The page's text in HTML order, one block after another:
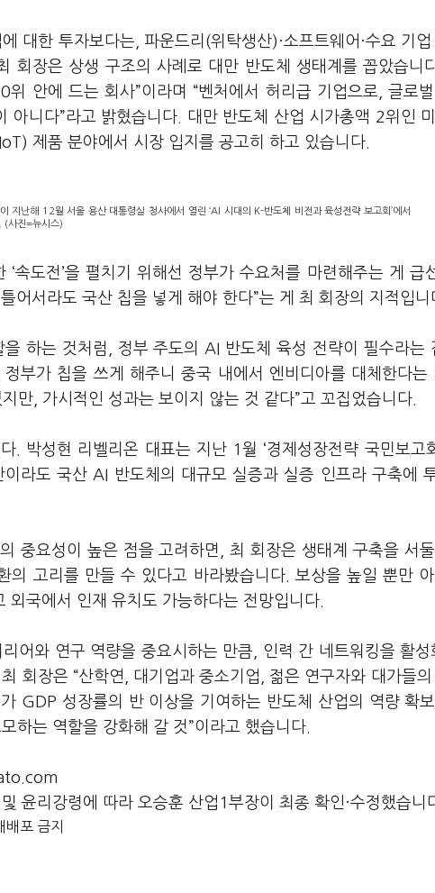
대한 투자보다는, 파운드리(위탁생산)·소프트웨어·수요 기
회장은 상생 구조의 사례로 대만 반도체 생태계를 꼽았습니
안에 드는 회사”이라며 “벤처에서 허리급 기업으로, 글로
아니다”라고 밝혔습니다. 대만 반도체 산업 시가총액 2위인
제품 분야에서 시장 입지를 공고히 하고 있습니다.
지난해 12월 서울 용산 대통령실 청사에서 열린 ‘AI 시대의 K-반도체 비전과 육성전략 보고회’에서
(사진=뉴시스)
속도전’을 펼치기 위해선 정부가 수요처를 마련해주는 게 급
어서라도 국산 칩을 넣게 해야 한다”는 게 최 회장의 지적입니
하는 것처럼, 정부 주도의 AI 반도체 육성 전략이 필수라는
부가 칩을 쓰게 해주니 중국 내에서 엔비디아를 대체한다는
만, 가시적인 성과는 보이지 않는 것 같다”고 꼬집었습니다.
. 박성현 리벨리온 대표는 지난 1월 ‘경제성장전략 국민보고
라도 국산 AI 반도체의 대규모 실증과 실증 인프라 구축에
중요성이 높은 점을 고려하면, 최 회장은 생태계 구축을 서
의 고리를 만들 수 있다고 바라봤습니다. 보상을 높일 뿐만
외국에서 인재 유치도 가능하다는 전망입니다.
어와 연구 역량을 중요시하는 만큼, 인력 간 네트워킹을 활성
회장은 “산학연, 대기업과 중소기업, 젊은 연구자와 대가들
GDP 성장률의 반 이상을 기여하는 반도체 산업의 역량 확
하는 역할을 강화해 갈 것”이라고 했습니다.
윤리강령에 따라 오승훈 산업1부장이 최종 확인·수정했습니
포 금지